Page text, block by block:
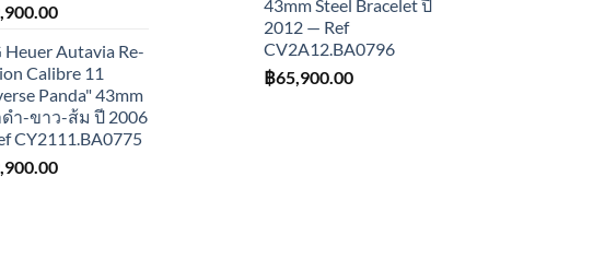
Heuer Autavia Re-
Calibre 11
Panda" 43mm
ำ-ขาว-ส้ม ปี 2006
CY2111.BA0775
43mm Steel Bracelet ปี
2012 — Ref
CV2A12.BA0796
฿65,900.00